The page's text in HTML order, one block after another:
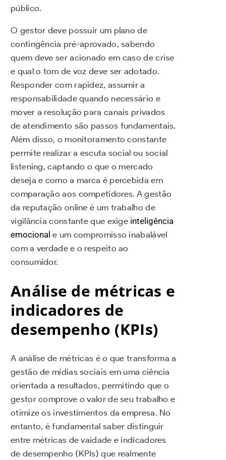
público.
O gestor deve possuir um plano de
contingência pré-aprovado, sabendo
quem deve ser acionado em caso de crise
e qual o tom de voz deve ser adotado.
Responder com rapidez, assumir a
responsabilidade quando necessário e
mover a resolução para canais privados
de atendimento são passos fundamentais.
Além disso, o monitoramento constante
permite realizar a escuta social ou social
listening, captando o que o mercado
deseja e como a marca é percebida em
comparação aos competidores. A gestão
da reputação online é um trabalho de
vigilância constante que exige inteligência
emocional e um compromisso inabalável
com a verdade e o respeito ao
consumidor.
Análise de métricas e
indicadores de
desempenho (KPIs)
A análise de métricas é o que transforma a
gestão de mídias sociais em uma ciência
orientada a resultados, permitindo que o
gestor comprove o valor de seu trabalho e
otimize os investimentos da empresa. No
entanto, é fundamental saber distinguir
entre métricas de vaidade e indicadores
de desempenho (KPIs) que realmente